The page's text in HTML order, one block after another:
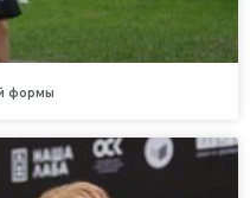
формы